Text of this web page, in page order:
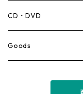
Mento,Calypso,Ballad
Ska
CD・DVD
Goods